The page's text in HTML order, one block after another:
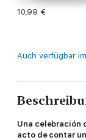
10,99 €
Auch verfügbar im
Una celebración
acto de contar